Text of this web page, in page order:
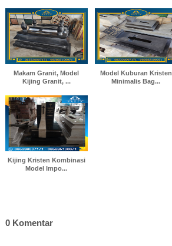
Makam Granit, Model
Kijing Granit, ...
Model Kuburan Kristen
Minimalis Bag...
Kijing Kristen Kombinasi
Model Impo...
0 Komentar